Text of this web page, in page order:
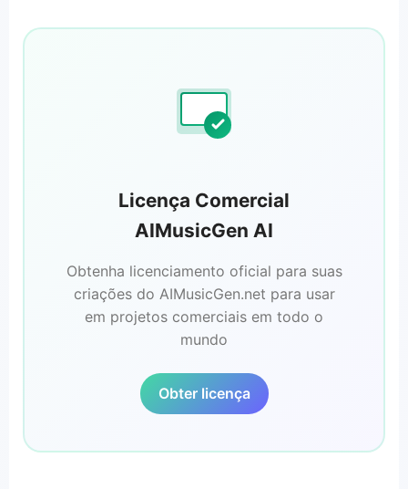
Licença Comercial
AIMusicGen AI
Obtenha licenciamento oficial para suas
criações do AIMusicGen.net para usar
em projetos comerciais em todo o
mundo
Obter licença